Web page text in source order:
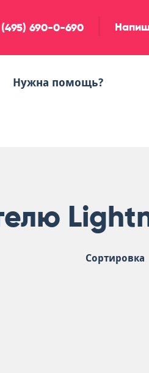
690-0-690
Нужна помощь?
Сортировка